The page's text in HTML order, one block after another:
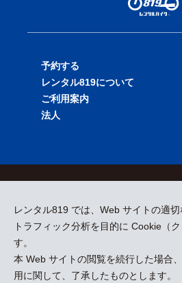
レンタル819 では、Web サイトの適切
トラフィック分析を目的に Cookie（
す。
本 Web サイトの閲覧を続行した場合
用に関して、了承したものとします。
予約する
バイクを探す
店舗を探す
レンタル819について
料金表
ご利用案内
法人
採用情報
kizuki Rental Service © All